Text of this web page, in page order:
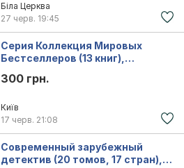
Біла Церква
27 черв. 19:45
Серия Коллекция Мировых
Бестселлеров (13 книг),
300 грн.
Київ
17 черв. 21:08
Современный зарубежный
детектив (20 томов, 17 стран),